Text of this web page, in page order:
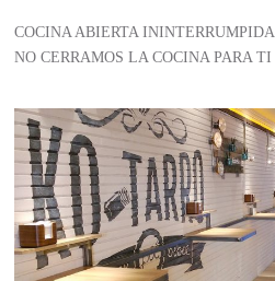
COCINA ABIERTA ININTERRUMPIDA.
NO CERRAMOS LA COCINA PARA TI